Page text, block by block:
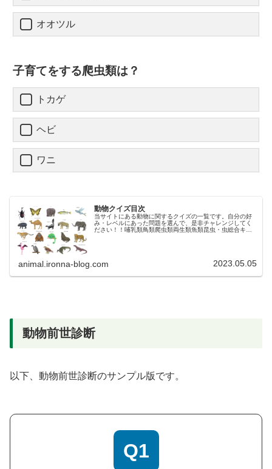
オオツル
子育てをする爬虫類は？
トカゲ
ヘビ
ワニ
動物クイズ目次
当サイトにある動物に関するクイズの一覧です。自分の好
み・レベルにあった問題を選んで、是非チャレンジしてく
ださい！！哺乳類鳥類爬虫類両生類魚類昆虫・虫総合キッ
animal.ironna-blog.com 2023.05.05
動物前世診断
以下、動物前世診断のサンプル版です。
Q1